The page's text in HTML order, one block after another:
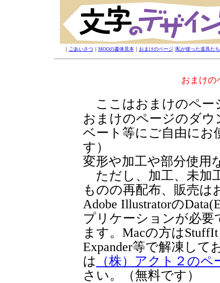
｜ ごあいさつ｜ MOOの書体見本｜ おまけのページ |私が使った道具たち
おまけ
ここはおまけのペー
おまけのページのダウ
ベート等にご自由にお
す）
変形や加工や部分使用
ただし、加工、未加
ものの再配布、販売は
Adobe Illustratorの
プリケーションが必要
ます。Macの方は
Expander等で解凍し
は （株）アクト２のペ
さい。（無料です）